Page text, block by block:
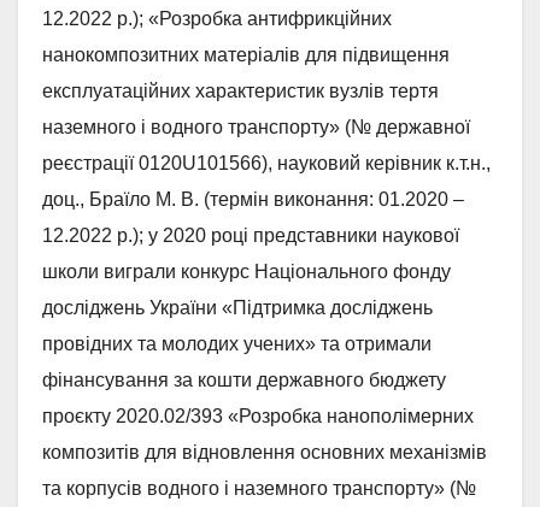
12.2022 р.); «Розробка антифрикційних
нанокомпозитних матеріалів для підвищення
експлуатаційних характеристик вузлів тертя
наземного і водного транспорту» (№ державної
реєстрації 0120U101566), науковий керівник к.т.н.,
доц., Браїло М. В. (термін виконання: 01.2020 –
12.2022 р.); у 2020 році представники наукової
школи виграли конкурс Національного фонду
досліджень України «Підтримка досліджень
провідних та молодих учених» та отримали
фінансування за кошти державного бюджету
проєкту 2020.02/393 «Розробка нанополімерних
композитів для відновлення основних механізмів
та корпусів водного і наземного транспорту» (№